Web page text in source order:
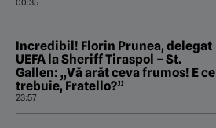
Incredibil! Florin Prunea, delegat
UEFA la Sheriff Tiraspol – St.
Gallen: „Vă arăt ceva frumos! E ce
trebuie, Fratello?”
23:57